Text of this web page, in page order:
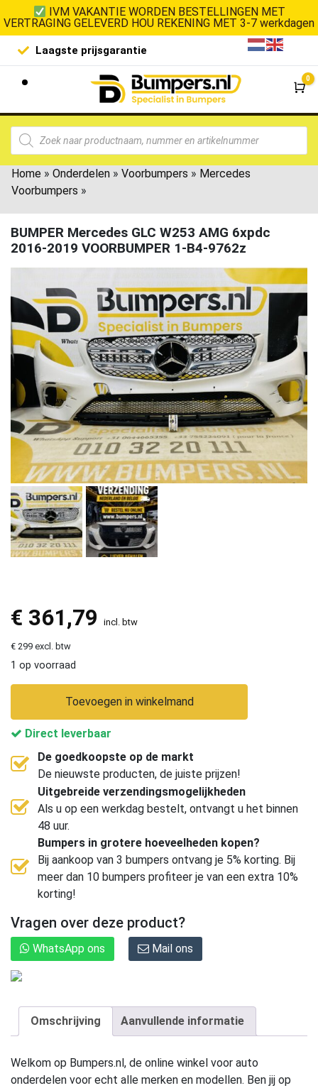
IVM VAKANTIE WORDEN BESTELLINGEN MET
VERTRAGING GELEVERD HOU REKENING MET 3-7 werkdagen
Laagste prijsgarantie De
0
Home » Onderdelen » Voorbumpers » Mercedes
Voorbumpers »
BUMPER Mercedes GLC W253 AMG 6xpdc
2016-2019 VOORBUMPER 1-B4-9762z
€ 361,79 incl. btw
€ 299 excl. btw
1 op voorraad
Toevoegen in winkelmand
Direct leverbaar
De goedkoopste op de markt
De nieuwste producten, de juiste prijzen!
Uitgebreide verzendingsmogelijkheden
Als u op een werkdag bestelt, ontvangt u het binnen
48 uur.
Bumpers in grotere hoeveelheden kopen?
Bij aankoop van 3 bumpers ontvang je 5% korting. Bij
meer dan 10 bumpers profiteer je van een extra 10%
korting!
Vragen over deze product?
WhatsApp ons Mail ons
Omschrijving Aanvullende informatie
Welkom op Bumpers.nl, de online winkel voor auto
onderdelen voor echt alle merken en modellen. Ben jij op